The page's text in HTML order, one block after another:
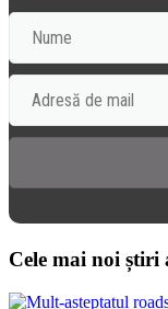
Cele mai noi știri